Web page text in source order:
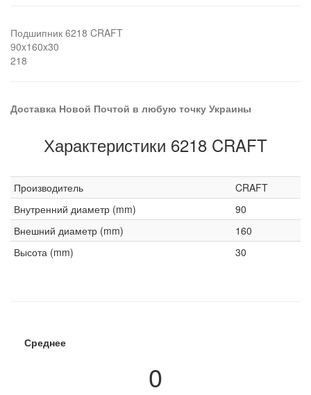
Подшипник 6218 CRAFT
90x160x30
218
Доставка Новой Почтой в любую точку Украины
Характеристики 6218 CRAFT
Производитель
CRAFT
Внутренний диаметр (mm)
90
Внешний диаметр (mm)
160
Высота (mm)
30
Среднее
0